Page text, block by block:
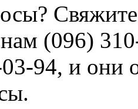
(096)
94, и они